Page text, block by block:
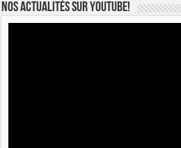
Nos actualités sur YOUTUBE!